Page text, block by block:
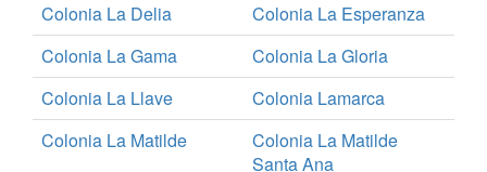
Colonia La Delia
Colonia La Esperanza
Colonia La Gama
Colonia La Gloria
Colonia La Llave
Colonia Lamarca
Colonia La Matilde
Colonia La Matilde
Santa Ana